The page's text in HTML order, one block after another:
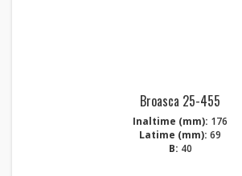
Broasca 25-455
Inaltime (mm): 176
Latime (mm): 69
B: 40